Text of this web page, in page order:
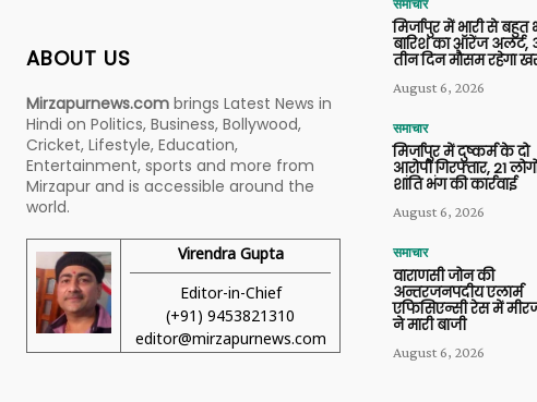
ABOUT US
Mirzapurnews.com brings Latest News in
Hindi on Politics, Business, Bollywood,
Cricket, Lifestyle, Education,
Entertainment, sports and more from
Mirzapur and is accessible around the
world.
Virendra Gupta
Editor-in-Chief
(+91) 9453821310
editor@mirzapurnews.com
समाचार
मिर्जापुर में भारी से बहुत
बारिश का ऑरेंज
तीन दिन मौसम रहेगा
August 6, 2026
समाचार
मिर्जापुर में दुष्कर्म के दो
आरोपी गिरफ्तार, 21
शांति भंग की कार्रवाई
August 6, 2026
समाचार
वाराणसी जोन की
अन्तरजनपदीय एलार्म
एफिसिएन्सी रेस में
ने मारी बाजी
August 6, 2026